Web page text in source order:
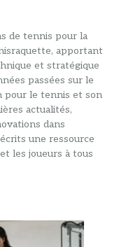
de tennis pour la
apportant
et stratégique
passées sur le
pour le tennis et son
actualités,
dans
une ressource
les joueurs à tous